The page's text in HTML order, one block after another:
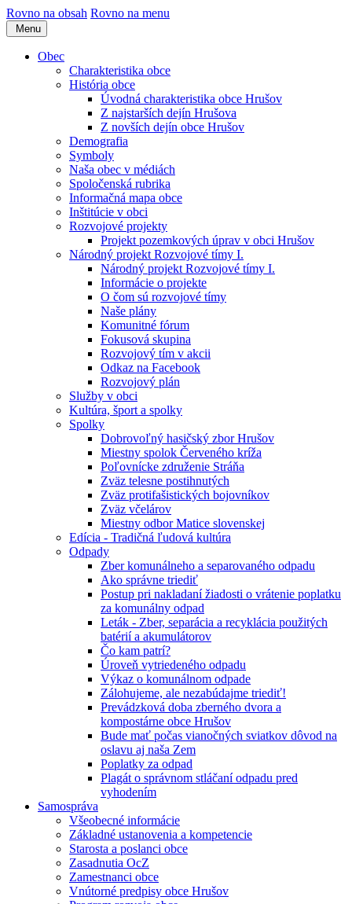
Rovno na obsah Rovno na menu
Menu
Obec
Charakteristika obce
História obce
Úvodná charakteristika obce Hrušov
Z najstarších dejín Hrušova
Z novších dejín obce Hrušov
Demografia
Symboly
Naša obec v médiách
Spoločenská rubrika
Informačná mapa obce
Inštitúcie v obci
Rozvojové projekty
Projekt pozemkových úprav v obci Hrušov
Národný projekt Rozvojové tímy I.
Národný projekt Rozvojové tímy I.
Informácie o projekte
O čom sú rozvojové tímy
Naše plány
Komunitné fórum
Fokusová skupina
Rozvojový tím v akcii
Odkaz na Facebook
Rozvojový plán
Služby v obci
Kultúra, šport a spolky
Spolky
Dobrovoľný hasičský zbor Hrušov
Miestny spolok Červeného kríža
Poľovnícke združenie Stráňa
Zväz telesne postihnutých
Zväz protifašistických bojovníkov
Zväz včelárov
Miestny odbor Matice slovenskej
Edícia - Tradičná ľudová kultúra
Odpady
Zber komunálneho a separovaného odpadu
Ako správne triediť
Postup pri nakladaní žiadosti o vrátenie poplatku
za komunálny odpad
Leták - Zber, separácia a recyklácia použitých
batérií a akumulátorov
Čo kam patrí?
Úroveň vytriedeného odpadu
Výkaz o komunálnom odpade
Zálohujeme, ale nezabúdajme triediť!
Prevádzková doba zberného dvora a
kompostárne obce Hrušov
Bude mať počas vianočných sviatkov dôvod na
oslavu aj naša Zem
Poplatky za odpad
Plagát o správnom stláčaní odpadu pred
vyhodením
Samospráva
Všeobecné informácie
Základné ustanovenia a kompetencie
Starosta a poslanci obce
Zasadnutia OcZ
Zamestnanci obce
Vnútorné predpisy obce Hrušov